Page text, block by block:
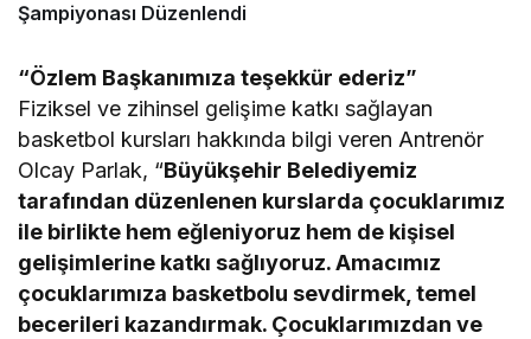
Şampiyonası Düzenlendi
“Özlem Başkanımıza teşekkür ederiz”
Fiziksel ve zihinsel gelişime katkı sağlayan
basketbol kursları hakkında bilgi veren Antrenör
Olcay Parlak, “Büyükşehir Belediyemiz
tarafından düzenlenen kurslarda çocuklarımız
ile birlikte hem eğleniyoruz hem de kişisel
gelişimlerine katkı sağlıyoruz. Amacımız
çocuklarımıza basketbolu sevdirmek, temel
becerileri kazandırmak. Çocuklarımızdan ve